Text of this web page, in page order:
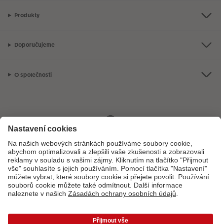
Produkty
Doporučujeme
O společnosti
Máte-li jakékoli dotazy týkající se fotoproduktů nebo objednávek,
neváhejte nás kontaktovat:+ 420 272 071 381[Po - Pá: 8:30 - 17:00 h]
dopravné a balné dle platného ceníku. Ceny jsou včetně DPH.
Ceny a dodací lhůty